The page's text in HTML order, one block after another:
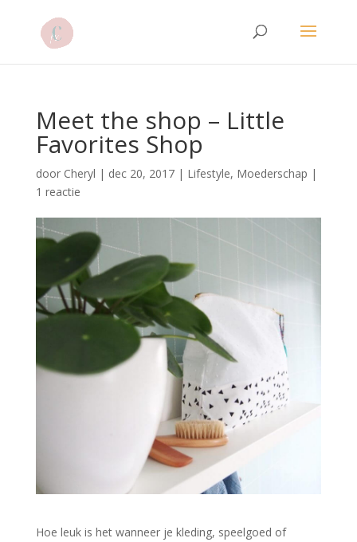
Meet the shop – Little
Favorites Shop
door Cheryl | dec 20, 2017| Lifestyle, Moederschap |
1 reactie
Hoe leuk is het wanneer je kleding, speelgoed of